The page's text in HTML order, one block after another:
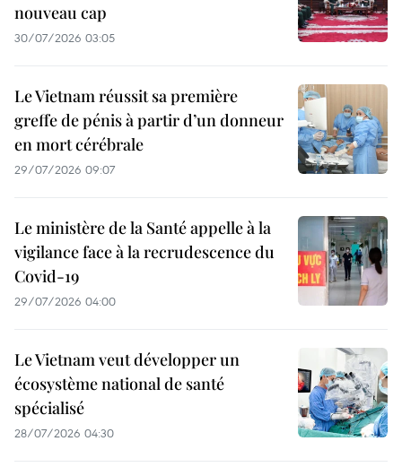
nouveau cap
30/07/2026 03:05
Le Vietnam réussit sa première
greffe de pénis à partir d’un donneur
en mort cérébrale
29/07/2026 09:07
Le ministère de la Santé appelle à la
vigilance face à la recrudescence du
Covid-19
29/07/2026 04:00
Le Vietnam veut développer un
écosystème national de santé
spécialisé
28/07/2026 04:30